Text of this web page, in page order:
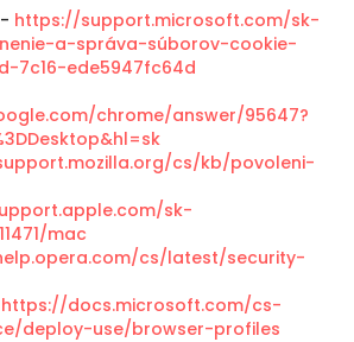
https://support.microsoft.com/sk-
a-správa-súborov-cookie-
7c16-ede5947fc64d
chrome/answer/95647?
cs/kb/povoleni-
sk-
mac
cs/latest/security-
https://docs.microsoft.com/cs-
deploy-use/browser-profiles